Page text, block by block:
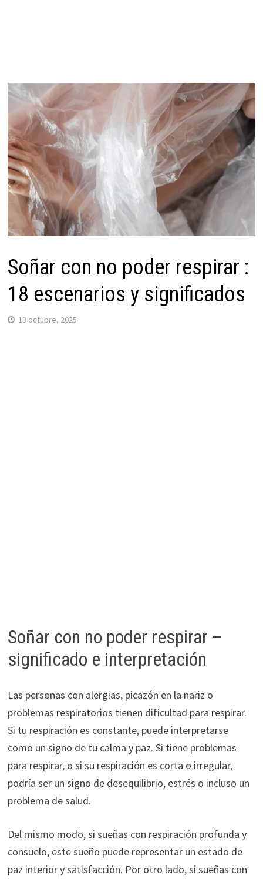
Soñar con no poder respirar :
18 escenarios y significados
13 octubre, 2025
Soñar con no poder respirar –
significado e interpretación
Las personas con alergias, picazón en la nariz o
problemas respiratorios tienen dificultad para respirar.
Si tu respiración es constante, puede interpretarse
como un signo de tu calma y paz. Si tiene problemas
para respirar, o si su respiración es corta o irregular,
podría ser un signo de desequilibrio, estrés o incluso un
problema de salud.
Del mismo modo, si sueñas con respiración profunda y
consuelo, este sueño puede representar un estado de
paz interior y satisfacción. Por otro lado, si sueñas con